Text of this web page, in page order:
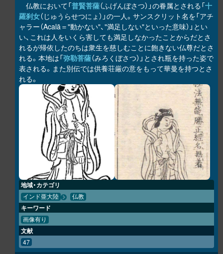
仏教において「普賢菩薩（ふげんぼさつ）」の眷属とされる「十
羅刹女（じゅうらせつにょ）」の一人。サンスクリット名を「アチ
ャラー（Acalā＝"動かない"、"満足しない"といった意味）」とい
い、これは人をいくら害しても満足しなかったことからだとさ
れるが帰依したのちは衆生を慈しむことに飽きない仏尊だとさ
れる。本地は「弥勒菩薩（みろくぼさつ）」とされ瓶を持った姿で
表される。また別伝では供養荘厳の意をもって華曼を持つとさ
れる。
地域・カテゴリ
インド亜大陸 仏教
キーワード
画像有り
文献
47